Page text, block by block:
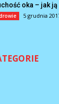
oka – jak
5 grudnia